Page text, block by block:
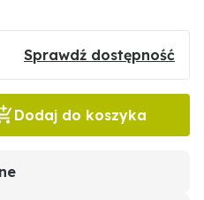
Sprawdź dostępność
Dodaj do koszyka